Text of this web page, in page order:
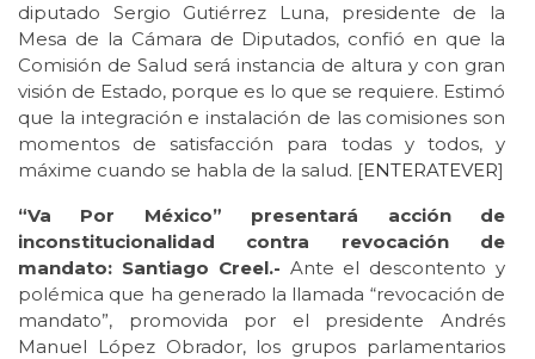
diputado Sergio Gutiérrez Luna, presidente de la
Mesa de la Cámara de Diputados, confió en que la
Comisión de Salud será instancia de altura y con gran
visión de Estado, porque es lo que se requiere. Estimó
que la integración e instalación de las comisiones son
momentos de satisfacción para todas y todos, y
máxime cuando se habla de la salud. [ENTERATEVER]
“Va Por México” presentará acción de
inconstitucionalidad contra revocación de
mandato: Santiago Creel.- Ante el descontento y
polémica que ha generado la llamada “revocación de
mandato”, promovida por el presidente Andrés
Manuel López Obrador, los grupos parlamentarios